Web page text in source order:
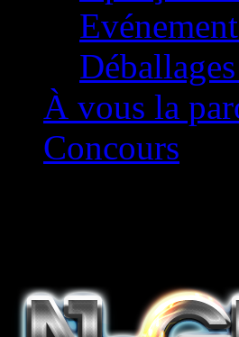
À vous la
Concours